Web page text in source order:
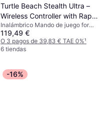
Turtle Beach Stealth Ultra –
Wireless Controller with Rapid
Charge Dock
Inalámbrico Mando de juego for
Windows, Xbox Series S, Android,
Xbox One, Xbox Series X
119,49 €
O 3 pagos de 39,83 € TAE 0%¹
6 tiendas
-16%